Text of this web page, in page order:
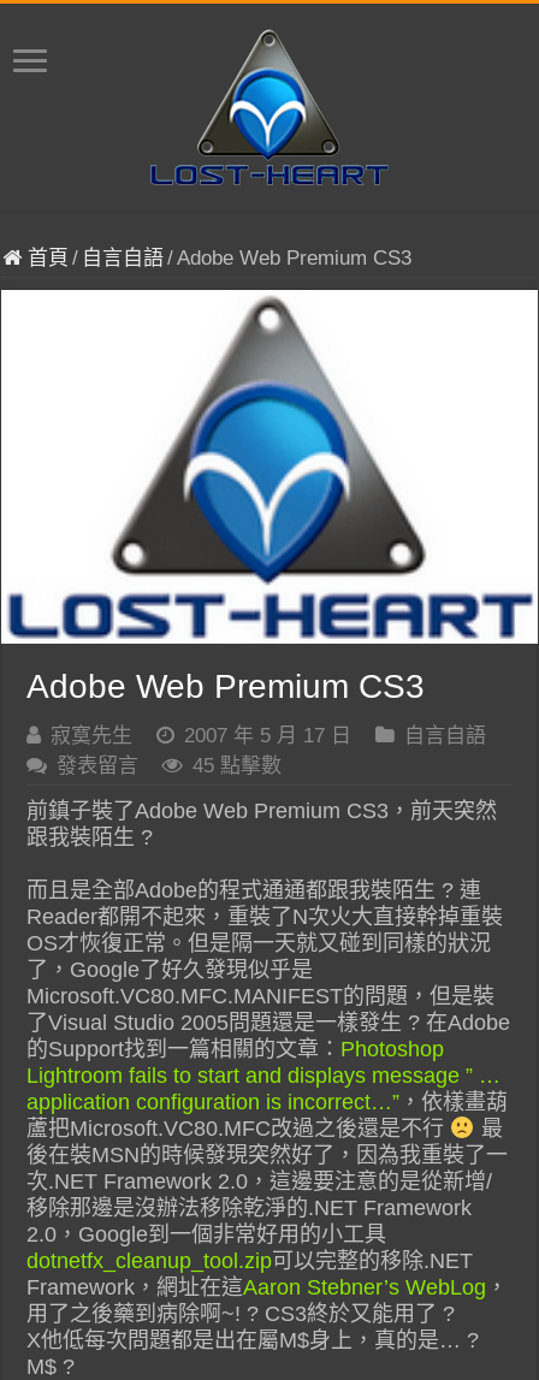
首頁 / 自言自語/Adobe Web Premium CS3
Adobe Web Premium CS3
寂寞先生 2007 年 5 月 17 日
自言自語
發表留言
45 點擊數
前鎮子裝了Adobe Web Premium CS3，前天突然
跟我裝陌生 ?
而且是全部Adobe的程式通通都跟我裝陌生 ? 連
Reader都開不起來，重裝了N次火大直接幹掉重裝
OS才恢復正常。但是隔一天就又碰到同樣的狀況
了，Google了好久發現似乎是
Microsoft.VC80.MFC.MANIFEST的問題，但是裝
了Visual Studio 2005問題還是一樣發生 ? 在Adobe
的Support找到一篇相關的文章： Photoshop
Lightroom fails to start and displays message ” …
application configuration is incorrect…” ，依樣畫葫
蘆把Microsoft.VC80.MFC改過之後還是不行
最
後在裝MSN的時候發現突然好了，因為我重裝了一
次.NET Framework 2.0，這邊要注意的是從新增/
移除那邊是沒辦法移除乾淨的.NET Framework
2.0，Google到一個非常好用的小工具
dotnetfx_cleanup_tool.zip可以完整的移除.NET
Framework，網址在這Aaron Stebner’s WebLog ，
用了之後藥到病除啊~! ? CS3終於又能用了 ?
X他低每次問題都是出在屬M$身上，真的是… ?
M$ ?